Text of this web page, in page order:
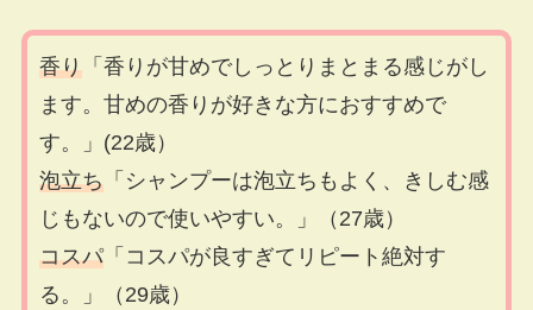
香り「香りが甘めでしっとりまとまる感じがし
ます。甘めの香りが好きな方におすすめで
す。」(22歳）
泡立ち「シャンプーは泡立ちもよく、きしむ感
じもないので使いやすい。」（27歳）
コスパ「コスパが良すぎてリピート絶対す
る。」（29歳）